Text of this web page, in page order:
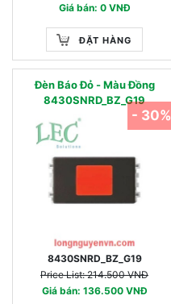
Giá bán: 0 VNĐ
ĐẶT HÀNG
Đèn Báo Đỏ - Màu Đồng
8430SNRD_BZ_G19
8430SNRD_BZ_G19
Price List: 214.500 VNĐ
Giá bán: 136.500 VNĐ
- 30%